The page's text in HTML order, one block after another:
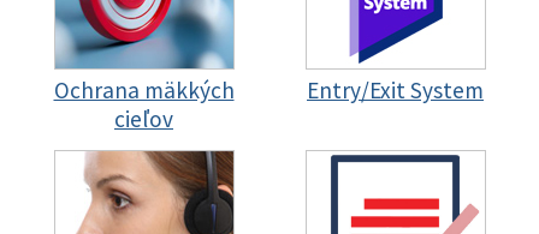
Ochrana mäkkých
cieľov
Entry/Exit System